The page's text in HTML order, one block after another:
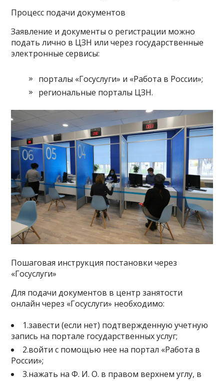
Процесс подачи документов
Заявление и документы о регистрации можно
подать лично в ЦЗН или через государственные
электронные сервисы:
порталы «Госуслуги» и «Работа в России»;
региональные порталы ЦЗН.
Пошаговая инструкция постановки через
«Госуслуги»
Для подачи документов в центр занятости
онлайн через «Госуслуги» необходимо:
1.завести (если нет) подтвержденную учетную
запись на портале государственных услуг;
2.войти с помощью нее на портал «Работа в
России»;
3.нажать на Ф. И. О. в правом верхнем углу, в